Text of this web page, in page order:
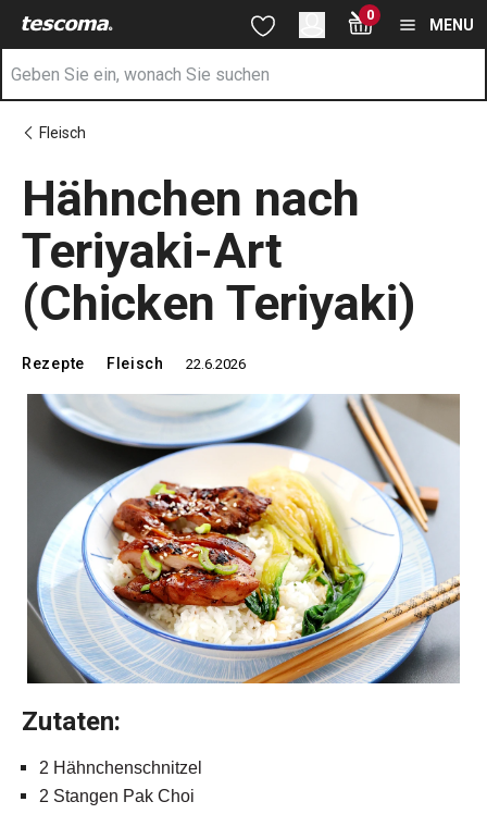
Sie befinden sich auf der Hähnchen nach Teriyaki-Art (Chicken
Zum Hauptinhalt springen
Zur Suche springen
Zur Navigation springen 0
MENU
Fleisch
Hähnchen nach
Teriyaki-Art
(Chicken Teriyaki)
Rezepte Fleisch 22.6.2026
Zutaten:
2 Hähnchenschnitzel
2 Stangen Pak Choi